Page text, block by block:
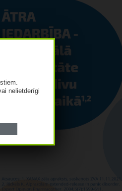
nelietderīgi